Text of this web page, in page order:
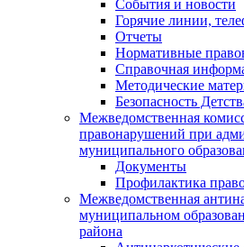
События и новости
Горячие линии,
Отчеты
Нормативные
Справочная
Методические
Безопасность
Межведомственная
правонарушений при
муниципального
Документы
Профилактика
Межведомственная
муниципальном
района